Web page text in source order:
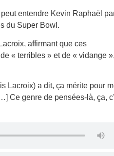
entendre Kevin Raphaël
du Super Bowl.
affirmant que ces
« terribles » et de « vidange
Lacroix) a dit, ça mérite pour
Ce genre de pensées-là, ça,